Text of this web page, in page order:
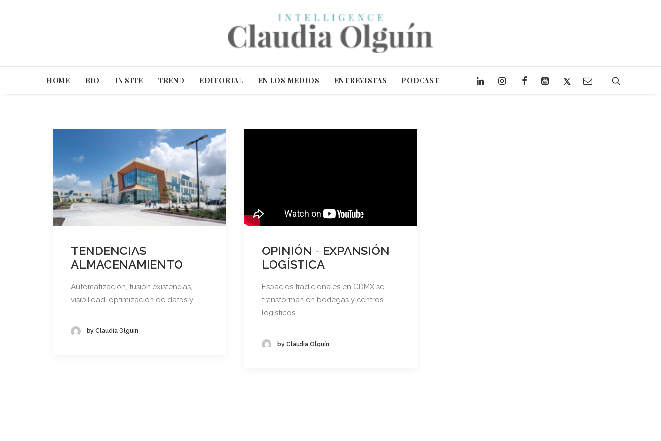
HOME BIO IN SITE TREND EDITORIAL EN LOS MEDIOS ENTREVISTAS PODCAST
TENDENCIAS
ALMACENAMIENTO
Automatización, fusión existencias,
visibilidad, optimización de datos y…
by Claudia Olguín
OPINIÓN - EXPANSIÓN
LOGÍSTICA
Espacios tradicionales en CDMX se
transforman en bodegas y centros
logísticos…
by Claudia Olguín